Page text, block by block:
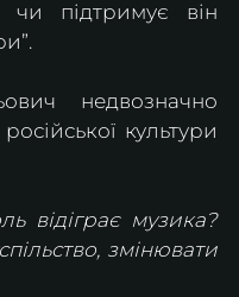
чи підтримує він
культури
відіграє музика?
змінювати